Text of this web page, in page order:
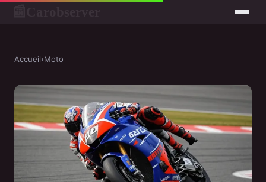
Accueil›Moto